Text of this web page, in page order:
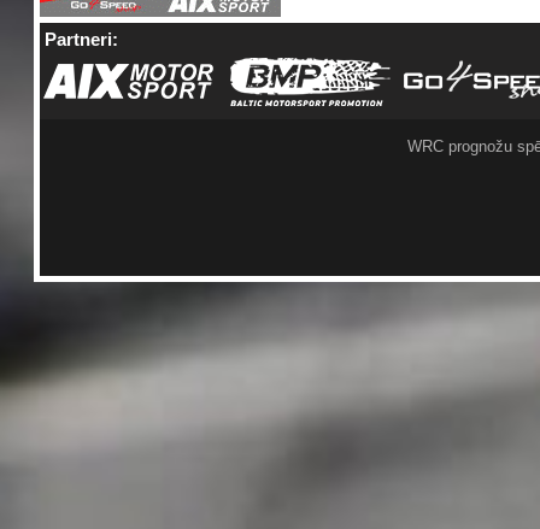
Partneri:
WRC prognožu